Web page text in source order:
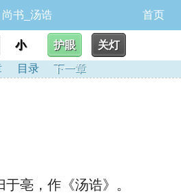
尚书_汤诰 首页
小 护眼
关灯
目录 下一章
亳，作《汤诰》。